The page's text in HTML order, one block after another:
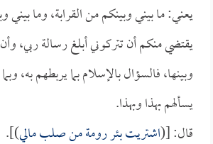
يعني: ما بيني وبينكم من القرابة، وما
يقتضي منكم أن تتركوني أبلغ رسالة ربي،
وبينها، فالسؤال بالإسلام بما يربطهم به،
يسألهم بهذا وبهذا.
قال: [(اشتريت بئر رومة من صلب مالي)].